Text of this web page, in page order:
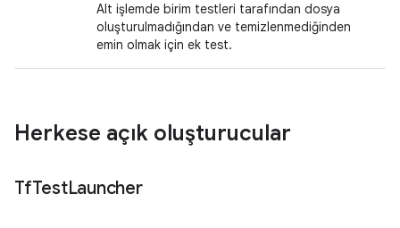
Alt işlemde birim testleri tarafından dosya
oluşturulmadığından ve temizlenmediğinden
emin olmak için ek test.
Herkese açık oluşturucular
TfTestLauncher